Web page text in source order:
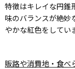
特徴はキレイな円錐
味のバランスが絶妙
やかな紅色をしてい
販路や消費地・食べ